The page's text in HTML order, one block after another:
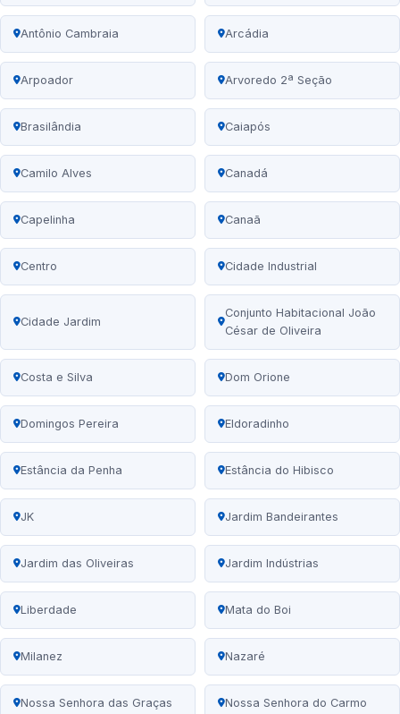
Antônio Cambraia Arcádia
Arpoador Arvoredo 2ª Seção
Brasilândia Caiapós
Camilo Alves Canadá
Capelinha Canaã
Centro Cidade Industrial
Cidade Jardim
Conjunto Habitacional João
César de Oliveira
Costa e Silva Dom Orione
Domingos Pereira Eldoradinho
Estância da Penha Estância do Hibisco
JK Jardim Bandeirantes
Jardim das Oliveiras Jardim Indústrias
Liberdade Mata do Boi
Milanez Nazaré
Nossa Senhora das Graças Nossa Senhora do Carmo